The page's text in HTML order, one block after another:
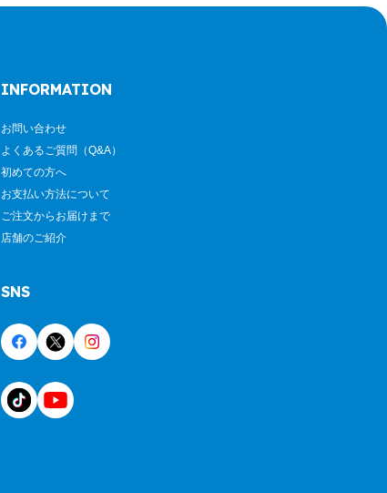
INFORMATION
お問い合わせ
よくあるご質問（Q&A）
初めての方へ
お支払い方法について
ご注文からお届けまで
店舗のご紹介
SNS